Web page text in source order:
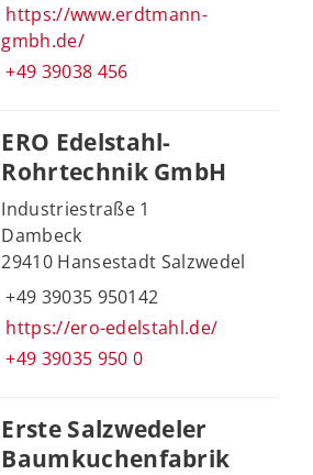
https://www.erdtmann-
gmbh.de/
+49 39038 456
ERO Edelstahl-
Rohrtechnik GmbH
Industriestraße 1
Dambeck
29410 Hansestadt Salzwedel
+49 39035 950142
https://ero-edelstahl.de/
+49 39035 950 0
Erste Salzwedeler
Baumkuchenfabrik